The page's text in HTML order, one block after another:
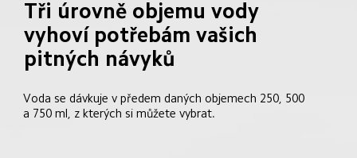
Tři úrovně objemu vody
vyhoví potřebám vašich
pitných návyků
Voda se dávkuje v předem daných objemech 250, 500
a 750 ml, z kterých si můžete vybrat.